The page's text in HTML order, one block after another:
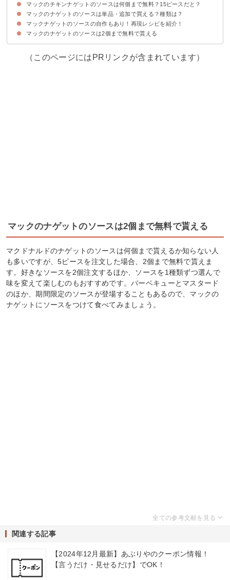
マックのチキンナゲットのソースは何個まで無料？15ピースだと？
マックのナゲットはソースを5ピースで2個まで無料で貰える
マックのナゲット15ピースの場合はソース4個まで無料
マックのナゲットのソースは単品・追加で買える？種類は？
ソースは有料で追加できるが単品購入はできない
ソースはバーベキュー・マスタードの2種類が基本
マックナゲットのソースの自作もあり！再現レシピを紹介！
マックのナゲットのソースは2個まで無料で貰える
（このページにはPRリンクが含まれています）
マックのナゲットのソースは2個まで無料で貰える
マクドナルドのナゲットのソースは何個まで貰えるか知らない人
も多いですが、5ピースを注文した場合、2個まで無料で貰えま
す。好きなソースを2個注文するほか、ソースを1種類ずつ選んで
味を変えて楽しむのもおすすめです。バーベキューとマスタード
のほか、期間限定のソースが登場することもあるので、マックの
ナゲットにソースをつけて食べてみましょう。
関連する記事
【2024年12月最新】あぶりやのクーポン情報！
【言うだけ・見せるだけ】でOK！